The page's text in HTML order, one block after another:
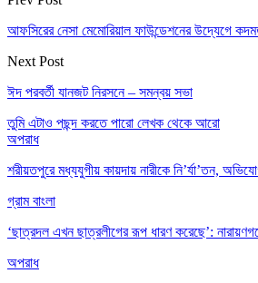
আফসিরের নেসা মেমোরিয়াল ফাউন্ডেশনের উদ্যেগে
Next Post
ঈদ পরবর্তী যানজট নিরসনে – সমন্বয় সভা
তুমি এটাও পছন্দ করতে পারো লেখক থেকে আরো
অপরাধ
শরীয়তপুরে মধ্যযুগীয় কায়দায় নারীকে নি’র্যা’তন,
গ্রাম বাংলা
‘ছাত্রদল এখন ছাত্রলীগের রূপ ধারণ করেছে’:
অপরাধ